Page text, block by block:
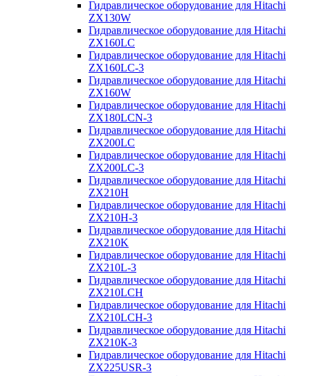
Гидравлическое оборудование для Hitachi
ZX130W
Гидравлическое оборудование для Hitachi
ZX160LC
Гидравлическое оборудование для Hitachi
ZX160LC-3
Гидравлическое оборудование для Hitachi
ZX160W
Гидравлическое оборудование для Hitachi
ZX180LCN-3
Гидравлическое оборудование для Hitachi
ZX200LC
Гидравлическое оборудование для Hitachi
ZX200LC-3
Гидравлическое оборудование для Hitachi
ZX210H
Гидравлическое оборудование для Hitachi
ZX210H-3
Гидравлическое оборудование для Hitachi
ZX210K
Гидравлическое оборудование для Hitachi
ZX210L-3
Гидравлическое оборудование для Hitachi
ZX210LCH
Гидравлическое оборудование для Hitachi
ZX210LCH-3
Гидравлическое оборудование для Hitachi
ZX210К-3
Гидравлическое оборудование для Hitachi
ZX225USR-3